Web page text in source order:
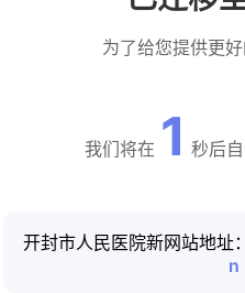
为了给您提供更好
我们将在 1 秒后
开封市人民医院新网站地址：
n